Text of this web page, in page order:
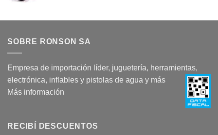
SOBRE RONSON SA
Empresa de importación líder, juguetería, herramientas,
electrónica, inflables y pistolas de agua y más
Más información
RECIBÍ DESCUENTOS